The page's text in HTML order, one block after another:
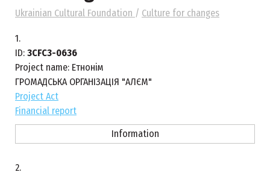
Ukrainian Cultural Foundation / Culture for changes
1.
ID: 3CFC3-0636
Project name: Етнонім
ГРОМАДСЬКА ОРГАНІЗАЦІЯ "АЛЄМ"
Project Act
Financial report
Information
2.